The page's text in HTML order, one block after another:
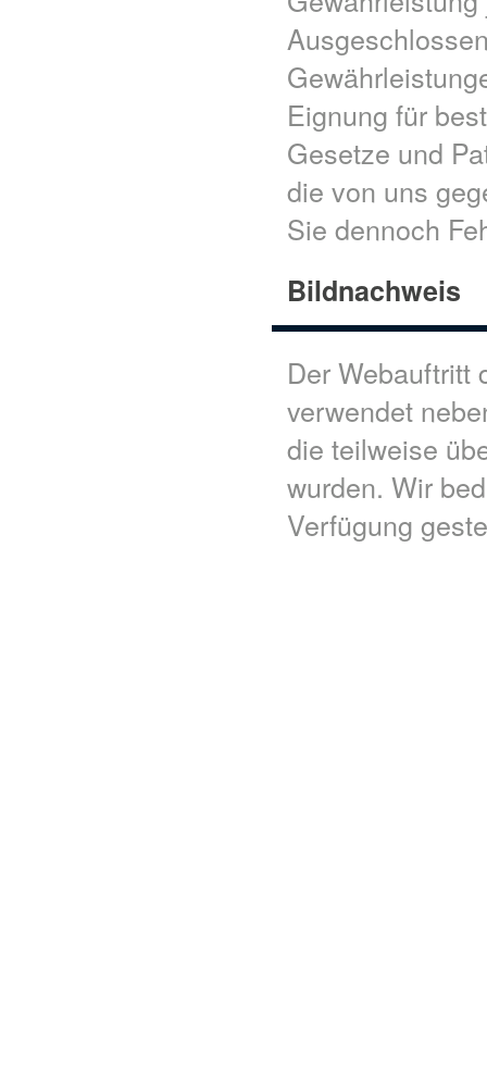
Eignung für
Gesetze und
die von uns
Sie dennoch
Bildnachweis
Der Webauftritt
verwendet
die teilweise
wurden. Wir
Verfügung